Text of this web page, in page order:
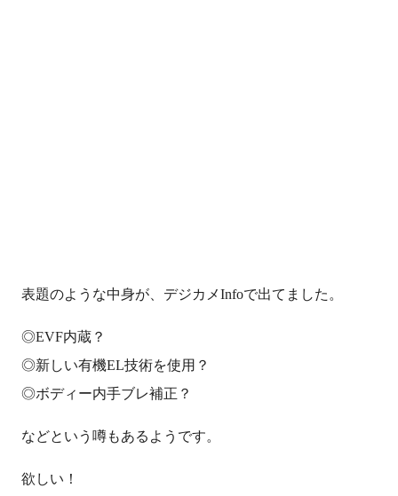
表題のような中身が、デジカメInfoで出てました。
◎EVF内蔵？
◎新しい有機EL技術を使用？
◎ボディー内手ブレ補正？
などという噂もあるようです。
欲しい！